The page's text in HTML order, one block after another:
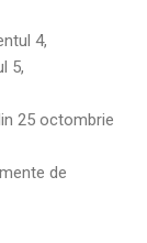
4,
5,
25 octombrie
de